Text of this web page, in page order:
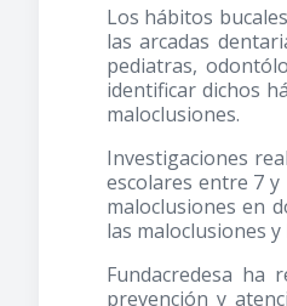
Los hábitos
las arcadas
pediatras,
identificar dichos
maloclusiones.
Investigaciones
escolares entre 7
maloclusiones en
las maloclusiones
Fundacredesa
prevención y